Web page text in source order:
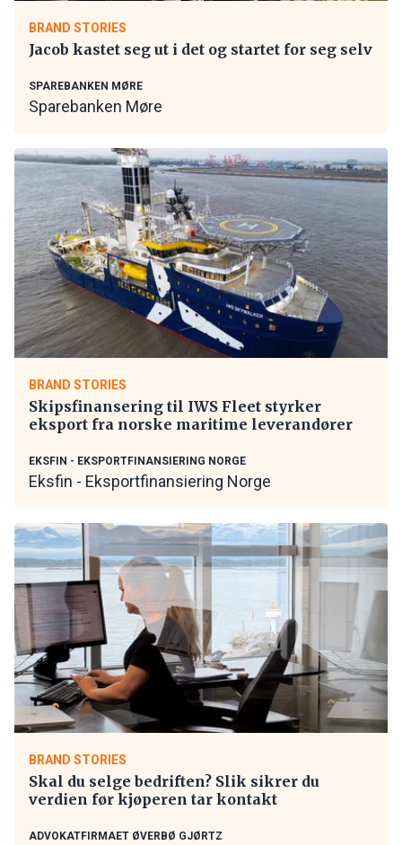
BRAND STORIES
Jacob kastet seg ut i det og startet for seg selv
SPAREBANKEN MØRE
Sparebanken Møre
BRAND STORIES
Skipsfinansering til IWS Fleet styrker
eksport fra norske maritime leverandører
EKSFIN - EKSPORTFINANSIERING NORGE
Eksfin - Eksportfinansiering Norge
BRAND STORIES
Skal du selge bedriften? Slik sikrer du
verdien før kjøperen tar kontakt
ADVOKATFIRMAET ØVERBØ GJØRTZ